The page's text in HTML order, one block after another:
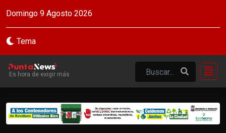
Domingo 9 Agosto 2026
Tema
Es hora de exigir más